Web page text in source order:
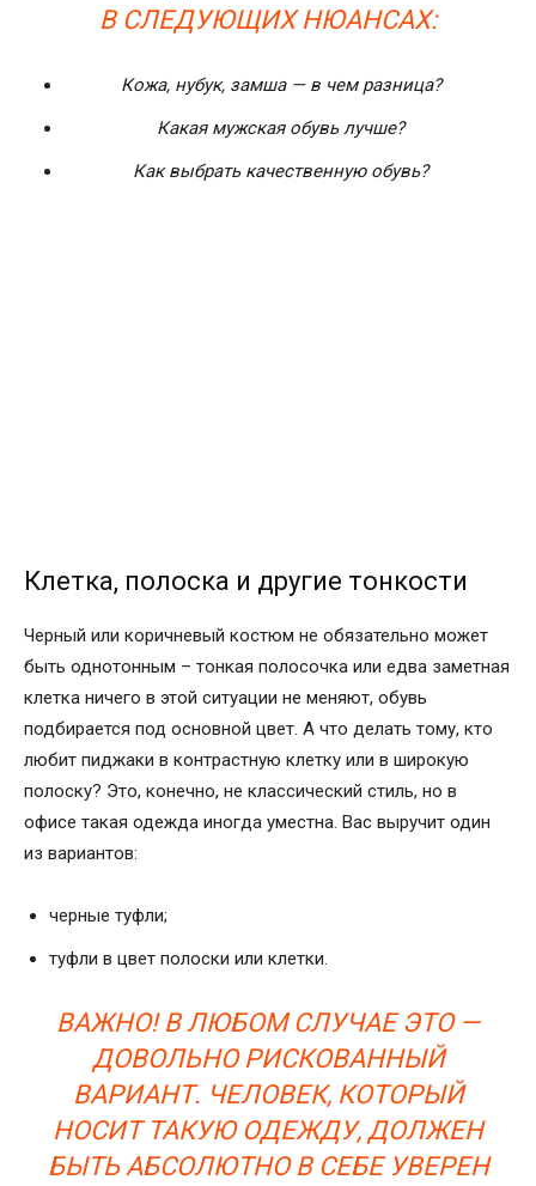
В СЛЕДУЮЩИХ НЮАНСАХ:
Кожа, нубук, замша — в чем разница?
Какая мужская обувь лучше?
Как выбрать качественную обувь?
Клетка, полоска и другие тонкости
Черный или коричневый костюм не обязательно может
быть однотонным – тонкая полосочка или едва заметная
клетка ничего в этой ситуации не меняют, обувь
подбирается под основной цвет. А что делать тому, кто
любит пиджаки в контрастную клетку или в широкую
полоску? Это, конечно, не классический стиль, но в
офисе такая одежда иногда уместна. Вас выручит один
из вариантов:
черные туфли;
туфли в цвет полоски или клетки.
ВАЖНО! В ЛЮБОМ СЛУЧАЕ ЭТО —
ДОВОЛЬНО РИСКОВАННЫЙ
ВАРИАНТ. ЧЕЛОВЕК, КОТОРЫЙ
НОСИТ ТАКУЮ ОДЕЖДУ, ДОЛЖЕН
БЫТЬ АБСОЛЮТНО В СЕБЕ УВЕРЕН